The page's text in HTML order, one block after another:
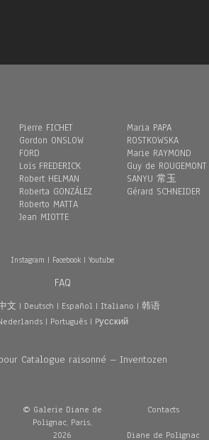
Pierre FICHET
Gordon ONSLOW
FORD
Loïs FREDERICK
Robert HELMAN
Roberta GONZÁLEZ
Roberto MATTA
Jean MIOTTE
Maria PAPA
ROSTKOWSKA
Marie RAYMOND
Guy de ROUGEMONT
SANYU 常玉
Gérard SCHNEIDER
Instagram | Facebook|Youtube
FAQ
文 | Deutsch | Español | Italiano |韩语
| Português| Pусский
Catalogue raisonné – Inventozen
© Galerie Diane de
Polignac, Paris,
2026
Contacts
Diane de Polignac